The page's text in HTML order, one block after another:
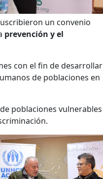
un convenio
prevención y el
con el fin de desarrollar
de poblaciones en
poblaciones vulnerables